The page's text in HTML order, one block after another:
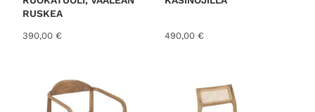
RUSKEA
390,00 € 490,00 €